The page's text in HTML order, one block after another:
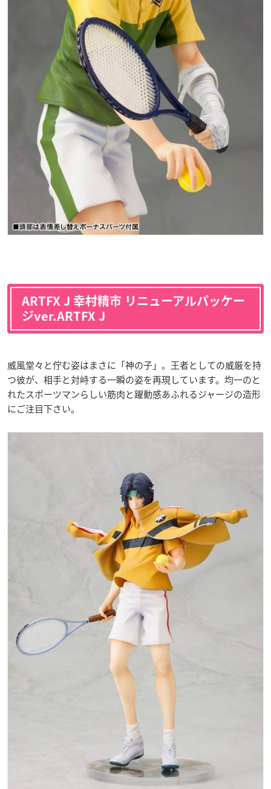
ARTFX J 幸村精市 リニューアルパッケー
ジver.ARTFX J
威風堂々と佇む姿はまさに「神の子」。王者としての威厳を持
つ彼が、相手と対峙する一瞬の姿を再現しています。均一のと
れたスポーツマンらしい筋肉と躍動感あふれるジャージの造形
にご注目下さい。